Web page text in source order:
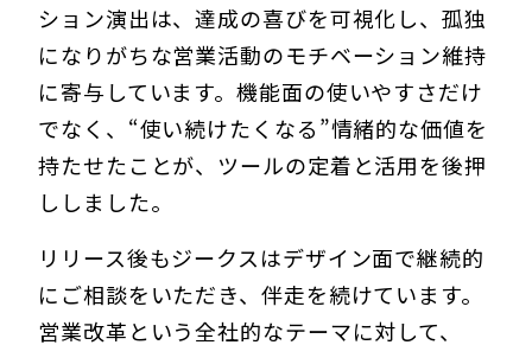
ション演出は、達成の喜びを可視化し、孤独
になりがちな営業活動のモチベーション維持
に寄与しています。機能面の使いやすさだけ
でなく、“使い続けたくなる”情緒的な価値を
持たせたことが、ツールの定着と活用を後押
ししました。
リリース後もジークスはデザイン面で継続的
にご相談をいただき、伴走を続けています。
営業改革という全社的なテーマに対して、